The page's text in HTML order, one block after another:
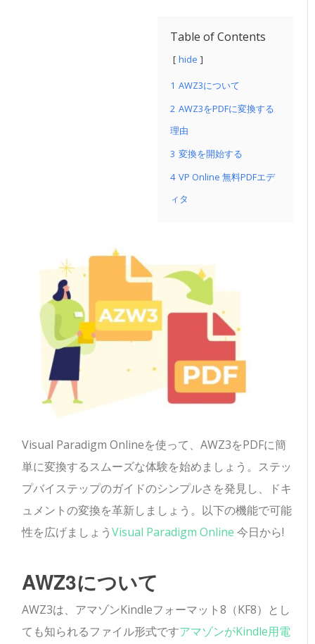
Table of Contents
hide
1 AWZ3について
2 AWZ3をPDFに変換する
理由
3 変換を開始する
4 VP Online 無料PDFエデ
ィタ
Visual Paradigm Onlineを使って、AWZ3をPDFに簡
単に変換するスムーズな体験を始めましょう。ステッ
プバイステップのガイドのシンプルさを発見し、ドキ
ュメントの変換を革新しましょう。以下の機能で可能
性を広げましょうVisual Paradigm Online 今日から!
AWZ3について
AWZ3は、アマゾンKindleフォーマット8（KF8）とし
ても知られるファイル形式ですアマゾンがKindle用電